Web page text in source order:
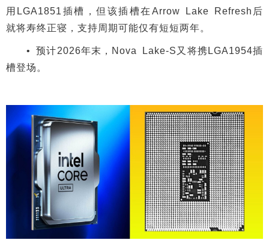
用LGA1851插槽，但该插槽在Arrow Lake Refresh后
就将寿终正寝，支持周期可能仅有短短两年。
• 预计2026年末，Nova Lake-S又将携LGA1954插
槽登场。